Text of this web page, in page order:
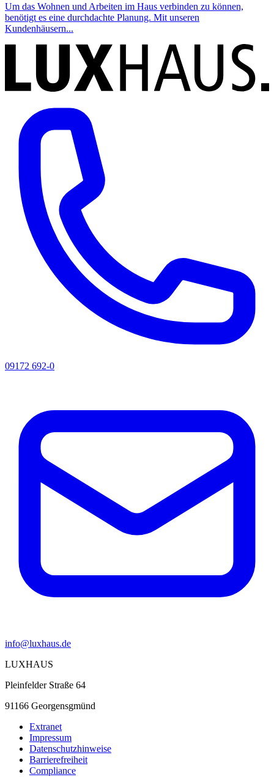
Um das Wohnen und Arbeiten im Haus verbinden zu können,
benötigt es eine durchdachte Planung. Mit unseren
Kundenhäusern...
09172 692-0
info@luxhaus.de
LUXHAUS
Pleinfelder Straße 64
91166 Georgensgmünd
Extranet
Impressum
Datenschutzhinweise
Barrierefreiheit
Compliance